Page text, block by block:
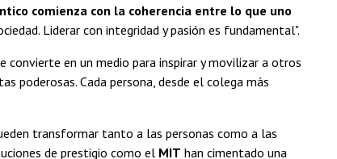
comienza con la coherencia entre lo que uno
Liderar con integridad y pasión es fundamental".
convierte en un medio para inspirar y movilizar a otros
poderosas. Cada persona, desde el colega más
transformar tanto a las personas como a las
de prestigio como el MIT han cimentado una